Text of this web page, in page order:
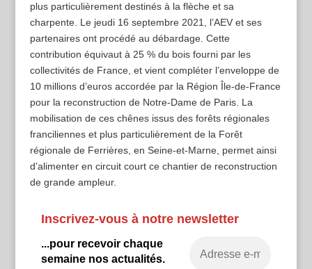
plus particulièrement destinés à la flèche et sa
charpente. Le jeudi 16 septembre 2021, l’AEV et ses
partenaires ont procédé au débardage. Cette
contribution équivaut à 25 % du bois fourni par les
collectivités de France, et vient compléter l’enveloppe de
10 millions d’euros accordée par la Région Île-de-France
pour la reconstruction de Notre-Dame de Paris. La
mobilisation de ces chênes issus des forêts régionales
franciliennes et plus particulièrement de la Forêt
régionale de Ferrières, en Seine-et-Marne, permet ainsi
d’alimenter en circuit court ce chantier de reconstruction
de grande ampleur.
Inscrivez-vous à notre newsletter
...pour recevoir chaque
semaine nos actualités.